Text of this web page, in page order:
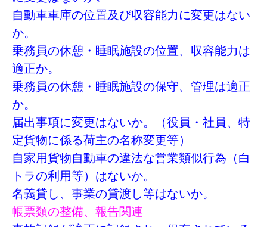
自動車車庫の位置及び収容能力に変更はない
か。
乗務員の休憩・睡眠施設の位置、収容能力は
適正か。
乗務員の休憩・睡眠施設の保守、管理は適正
か。
届出事項に変更はないか。（役員・社員、特
定貨物に係る荷主の名称変更等）
自家用貨物自動車の違法な営業類似行為（白
トラの利用等）はないか。
名義貸し、事業の貸渡し等はないか。
帳票類の整備、報告関連